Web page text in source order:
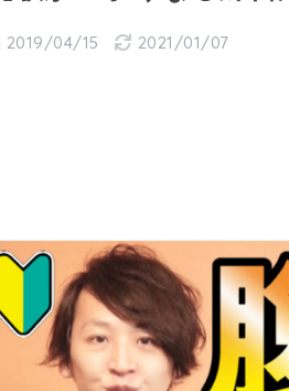
2019/04/15 2021/01/07